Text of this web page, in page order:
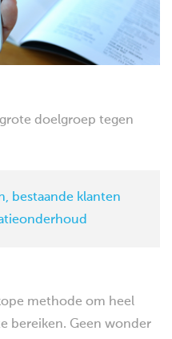
doelgroep tegen
bestaande klanten
methode om heel
bereiken. Geen wonder